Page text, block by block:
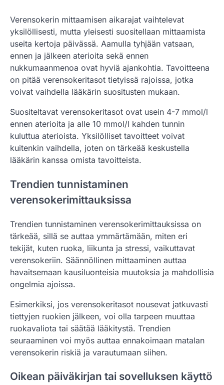
Verensokerin mittaamisen aikarajat vaihtelevat
yksilöllisesti, mutta yleisesti suositellaan mittaamista
useita kertoja päivässä. Aamulla tyhjään vatsaan,
ennen ja jälkeen aterioita sekä ennen
nukkumaanmenoa ovat hyviä ajankohtia. Tavoitteena
on pitää verensokeritasot tietyissä rajoissa, jotka
voivat vaihdella lääkärin suositusten mukaan.
Suositeltavat verensokeritasot ovat usein 4-7 mmol/l
ennen aterioita ja alle 10 mmol/l kahden tunnin
kuluttua aterioista. Yksilölliset tavoitteet voivat
kuitenkin vaihdella, joten on tärkeää keskustella
lääkärin kanssa omista tavoitteista.
Trendien tunnistaminen
verensokerimittauksissa
Trendien tunnistaminen verensokerimittauksissa on
tärkeää, sillä se auttaa ymmärtämään, miten eri
tekijät, kuten ruoka, liikunta ja stressi, vaikuttavat
verensokeriin. Säännöllinen mittaaminen auttaa
havaitsemaan kausiluonteisia muutoksia ja mahdollisia
ongelmia ajoissa.
Esimerkiksi, jos verensokeritasot nousevat jatkuvasti
tiettyjen ruokien jälkeen, voi olla tarpeen muuttaa
ruokavaliota tai säätää lääkitystä. Trendien
seuraaminen voi myös auttaa ennakoimaan matalan
verensokerin riskiä ja varautumaan siihen.
Oikean päiväkirjan tai sovelluksen käyttö